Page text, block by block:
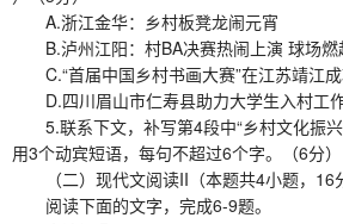
A.浙江金华：乡村板凳龙闹元宵
B.泸州江阳：村BA决赛热闹上演 球场燃
C.“首届中国乡村书画大赛”在江苏靖江
D.四川眉山市仁寿县助力大学生入村工
5.联系下文，补写第4段中“乡村文化振兴
用3个动宾短语，每句不超过6个字。（6分）
（二）现代文阅读II（本题共4小题，16
阅读下面的文字，完成6-9题。